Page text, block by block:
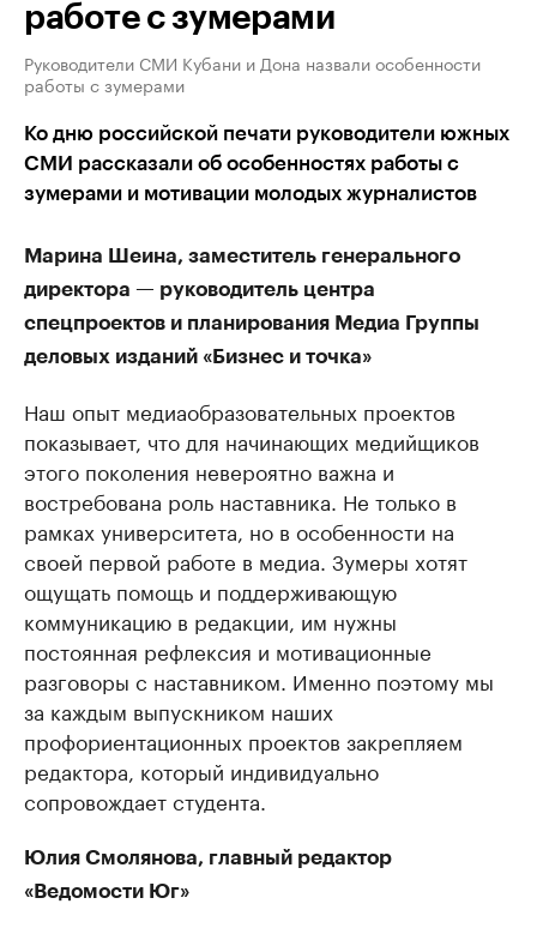
работе с зумерами
Руководители СМИ Кубани и Дона назвали особенности
работы с зумерами
Ко дню российской печати руководители южных
СМИ рассказали об особенностях работы с
зумерами и мотивации молодых журналистов
Марина Шеина, заместитель генерального
директора — руководитель центра
спецпроектов и планирования Медиа Группы
деловых изданий «Бизнес и точка»
Наш опыт медиаобразовательных проектов
показывает, что для начинающих медийщиков
этого поколения невероятно важна и
востребована роль наставника. Не только в
рамках университета, но в особенности на
своей первой работе в медиа. Зумеры хотят
ощущать помощь и поддерживающую
коммуникацию в редакции, им нужны
постоянная рефлексия и мотивационные
разговоры с наставником. Именно поэтому мы
за каждым выпускником наших
профориентационных проектов закрепляем
редактора, который индивидуально
сопровождает студента.
Юлия Смолянова, главный редактор
«Ведомости Юг»